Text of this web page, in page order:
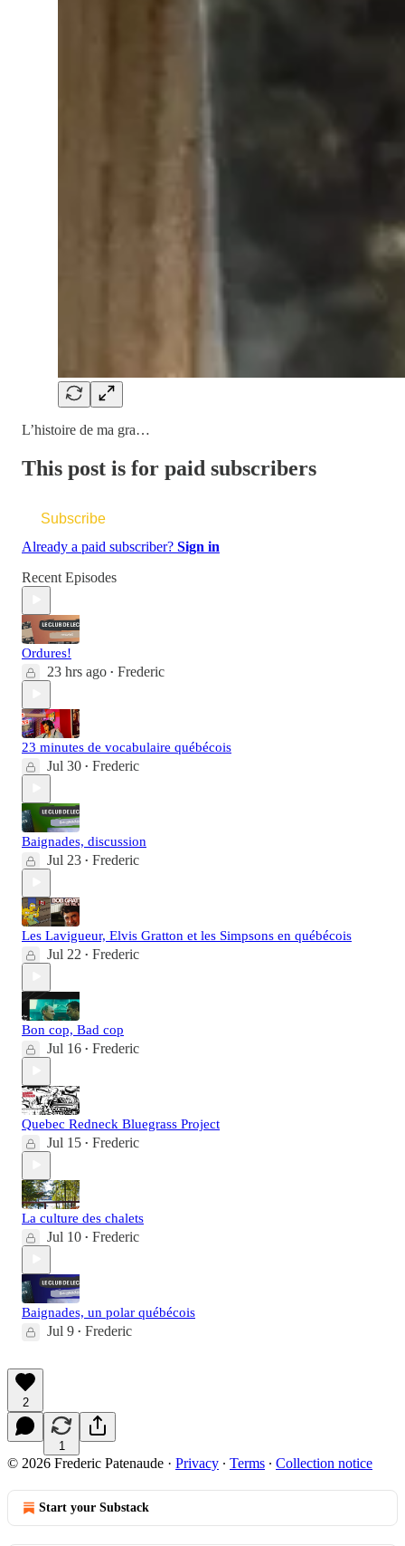
L’histoire de ma gra…
This post is for paid subscribers
Subscribe
Already a paid subscriber? Sign in
Recent Episodes
Ordures!
23 hrs ago • Frederic
23 minutes de vocabulaire québécois
Jul 30 • Frederic
Baignades, discussion
Jul 23 • Frederic
Les Lavigueur, Elvis Gratton et les Simpsons en québécois
Jul 22 • Frederic
Bon cop, Bad cop
Jul 16 • Frederic
Quebec Redneck Bluegrass Project
Jul 15 • Frederic
La culture des chalets
Jul 10 • Frederic
Baignades, un polar québécois
Jul 9 • Frederic
2
1
© 2026 Frederic Patenaude · Privacy ∙ Terms ∙ Collection notice
Start your Substack